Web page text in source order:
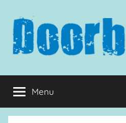
inhoud
springen
Doorbraak.eu
Menu